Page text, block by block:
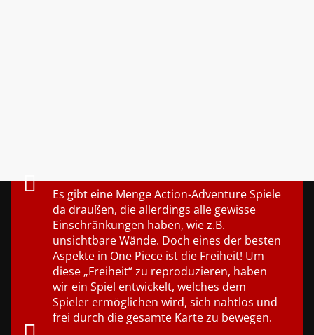
Es gibt eine Menge Action-Adventure Spiele
da draußen, die allerdings alle gewisse
Einschränkungen haben, wie z.B.
unsichtbare Wände. Doch eines der besten
Aspekte in One Piece ist die Freiheit! Um
diese „Freiheit“ zu reproduzieren, haben
wir ein Spiel entwickelt, welches dem
Spieler ermöglichen wird, sich nahtlos und
frei durch die gesamte Karte zu bewegen.